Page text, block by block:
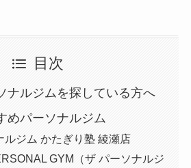
目次
ナルジムを探している方へ
めパーソナルジム
ルジム かたぎり塾 綾瀬店
GYM（ザ パーソナルジ